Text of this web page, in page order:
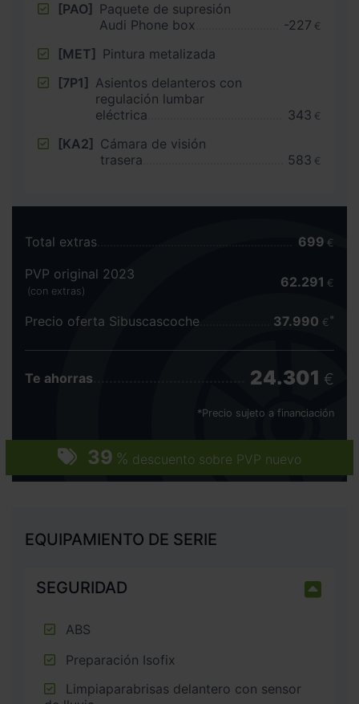
[PAO] Paquete de supresión
Audi Phone box
-227 €
[MET] Pintura metalizada
[7P1] Asientos delanteros con
regulación lumbar
eléctrica
343 €
[KA2] Cámara de visión
trasera
583 €
39 % descuento sobre PVP nuevo
Total extras 699 €
PVP original 2023
(con extras)
62.291 €
Precio oferta Sibuscascoche 37.990 €
Te ahorras 24.301 €
*Precio sujeto a financiación
EQUIPAMIENTO DE SERIE
SEGURIDAD
ABS
Preparación Isofix